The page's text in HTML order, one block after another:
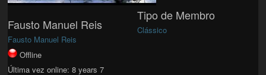
Fausto Manuel Reis
Fausto Manuel Reis
Offline
Última vez online: 8 years 7
Tipo de Membro
Clássico